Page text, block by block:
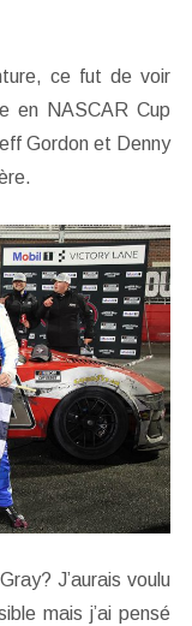
ce fut de voir
en NASCAR Cup
Gordon et Denny
J’aurais voulu
mais j’ai pensé